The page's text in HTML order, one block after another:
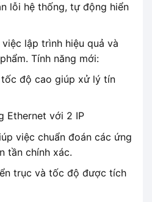
lỗi hệ thống, tự động hiển
lập trình hiệu quả và
Tính năng mới:
độ cao giúp xử lý tín
Ethernet với 2 IP
việc chuẩn đoán các ứng
tần chính xác.
trục và tốc độ được tích